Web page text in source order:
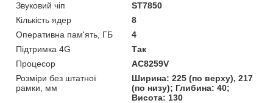
Звуковий чіп
ST7850
Кількість ядер
8
Оперативна пам'ять, ГБ
4
Підтримка 4G
Так
Процесор
AC8259V
Розміри без штатної
рамки, мм
Ширина: 225 (по верху), 217
(по низу); Глибина: 40;
Висота: 130